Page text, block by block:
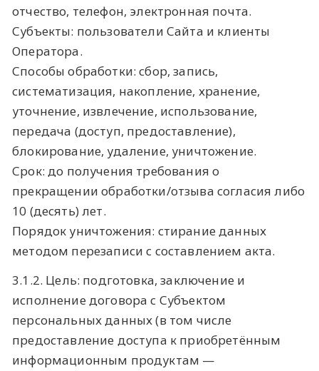
отчество, телефон, электронная почта.
Субъекты: пользователи Сайта и клиенты
Оператора.
Способы обработки: сбор, запись,
систематизация, накопление, хранение,
уточнение, извлечение, использование,
передача (доступ, предоставление),
блокирование, удаление, уничтожение.
Срок: до получения требования о
прекращении обработки/отзыва согласия либо
10 (десять) лет.
Порядок уничтожения: стирание данных
методом перезаписи с составлением акта.
3.1.2. Цель: подготовка, заключение и
исполнение договора с Субъектом
персональных данных (в том числе
предоставление доступа к приобретённым
информационным продуктам —